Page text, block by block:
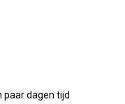
paar dagen tijd